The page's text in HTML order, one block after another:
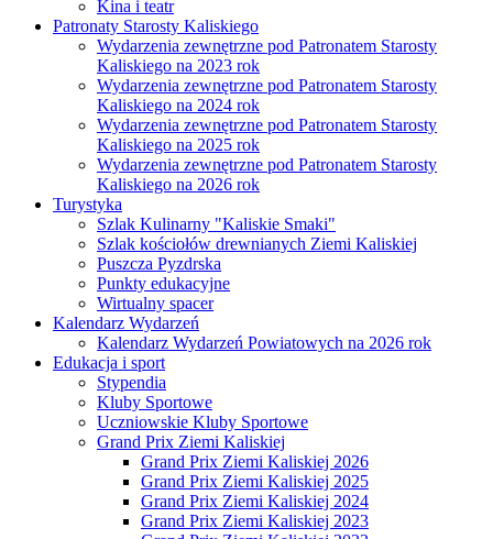
Kina i teatr
Patronaty Starosty Kaliskiego
Wydarzenia zewnętrzne pod Patronatem Starosty
Kaliskiego na 2023 rok
Wydarzenia zewnętrzne pod Patronatem Starosty
Kaliskiego na 2024 rok
Wydarzenia zewnętrzne pod Patronatem Starosty
Kaliskiego na 2025 rok
Wydarzenia zewnętrzne pod Patronatem Starosty
Kaliskiego na 2026 rok
Turystyka
Szlak Kulinarny "Kaliskie Smaki"
Szlak kościołów drewnianych Ziemi Kaliskiej
Puszcza Pyzdrska
Punkty edukacyjne
Wirtualny spacer
Kalendarz Wydarzeń
Kalendarz Wydarzeń Powiatowych na 2026 rok
Edukacja i sport
Stypendia
Kluby Sportowe
Uczniowskie Kluby Sportowe
Grand Prix Ziemi Kaliskiej
Grand Prix Ziemi Kaliskiej 2026
Grand Prix Ziemi Kaliskiej 2025
Grand Prix Ziemi Kaliskiej 2024
Grand Prix Ziemi Kaliskiej 2023